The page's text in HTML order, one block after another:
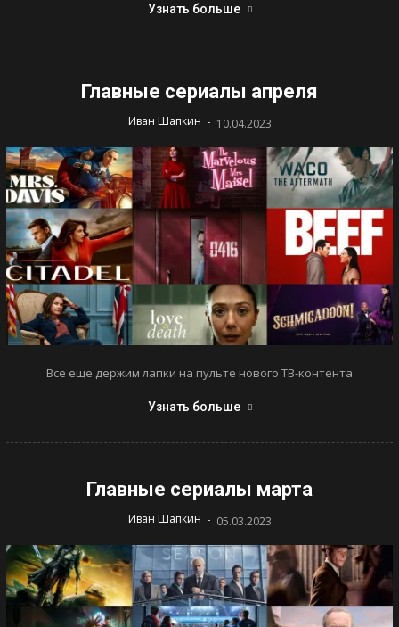
Узнать больше
Главные сериалы апреля
Иван Шапкин - 10.04.2023
Все еще держим лапки на пульте нового ТВ-контента
Узнать больше
Главные сериалы марта
Иван Шапкин - 05.03.2023